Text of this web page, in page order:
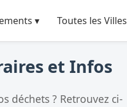
▾ Toutes les Villes
et Infos
déchets ? Retrouvez ci-